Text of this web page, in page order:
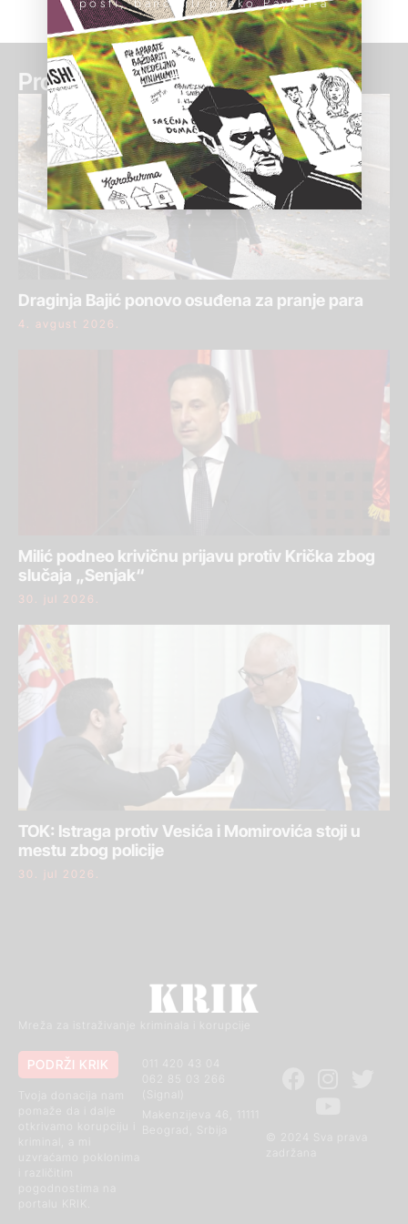
Pročitaj još:
Draginja Bajić ponovo osuđena za pranje para
4. avgust 2026.
Milić podneo krivičnu prijavu protiv Krička zbog
slučaja „Senjak“
30. jul 2026.
TOK: Istraga protiv Vesića i Momirovića stoji u
mestu zbog policije
30. jul 2026.
Mreža za istraživanje kriminala i korupcije
© 2024 Sva prava
011 420 43 04
Makenzijeva 46, 11111
PODRŽI KRIK
otkrivamo korupciju i
kriminal, a mi
uzvraćamo poklonima
i različitim
pogodnostima na
portalu KRIK.